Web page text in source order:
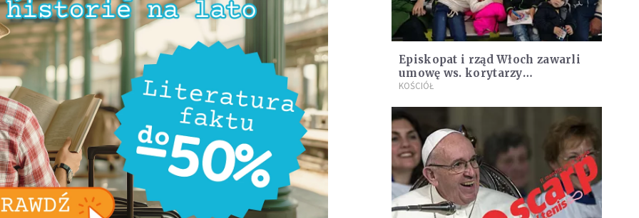
Episkopat i rząd Włoch zawarli
umowę ws. korytarzy
humanitarnych
KOŚCIÓŁ